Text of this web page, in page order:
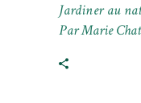
Jardiner au
ParMarie